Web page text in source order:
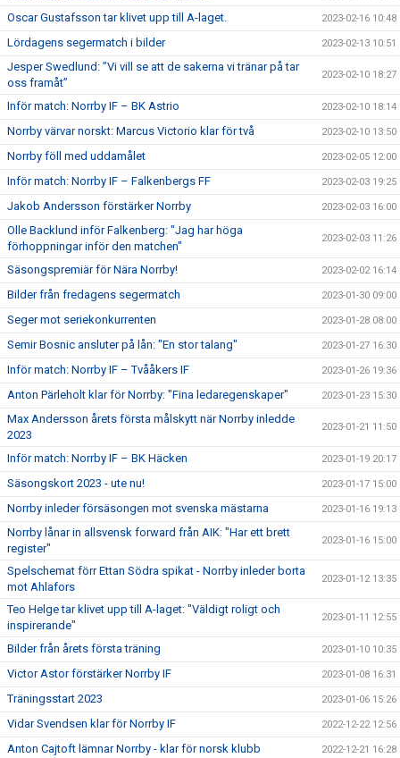
Oscar Gustafsson tar klivet upp till A-laget. 2023-02-16 10:48
Lördagens segermatch i bilder 2023-02-13 10:51
Jesper Swedlund: ”Vi vill se att de sakerna vi tränar på tar
oss framåt”
2023-02-10 18:27
Inför match: Norrby IF – BK Astrio 2023-02-10 18:14
Norrby värvar norskt: Marcus Victorio klar för två 2023-02-10 13:50
Norrby föll med uddamålet 2023-02-05 12:00
Inför match: Norrby IF – Falkenbergs FF 2023-02-03 19:25
Jakob Andersson förstärker Norrby 2023-02-03 16:00
Olle Backlund inför Falkenberg: "Jag har höga
förhoppningar inför den matchen"
2023-02-03 11:26
Säsongspremiär för Nära Norrby! 2023-02-02 16:14
Bilder från fredagens segermatch 2023-01-30 09:00
Seger mot seriekonkurrenten 2023-01-28 08:00
Semir Bosnic ansluter på lån: "En stor talang" 2023-01-27 16:30
Inför match: Norrby IF – Tvååkers IF 2023-01-26 19:36
Anton Pärleholt klar för Norrby: "Fina ledaregenskaper" 2023-01-23 15:30
Max Andersson årets första målskytt när Norrby inledde
2023
2023-01-21 11:50
Inför match: Norrby IF – BK Häcken 2023-01-19 20:17
Säsongskort 2023 - ute nu! 2023-01-17 15:00
Norrby inleder försäsongen mot svenska mästarna 2023-01-16 19:13
Norrby lånar in allsvensk forward från AIK: "Har ett brett
register"
2023-01-16 15:00
Spelschemat förr Ettan Södra spikat - Norrby inleder borta
mot Ahlafors
2023-01-12 13:35
Teo Helge tar klivet upp till A-laget: "Väldigt roligt och
inspirerande"
2023-01-11 12:55
Bilder från årets första träning 2023-01-10 10:35
Victor Astor förstärker Norrby IF 2023-01-08 16:31
Träningsstart 2023 2023-01-06 15:26
Vidar Svendsen klar för Norrby IF 2022-12-22 12:56
Anton Cajtoft lämnar Norrby - klar för norsk klubb 2022-12-21 16:28